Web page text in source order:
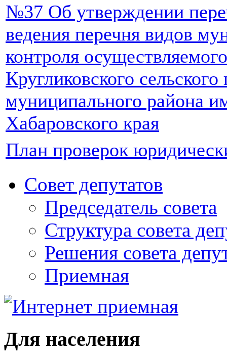
№37 Об утверждении
ведения перечня видов
контроля
Кругликовского
муниципального района
Хабаровского края
План проверок
Совет депутатов
Председатель совета
Структура совета
Решения совета
Приемная
Для населения